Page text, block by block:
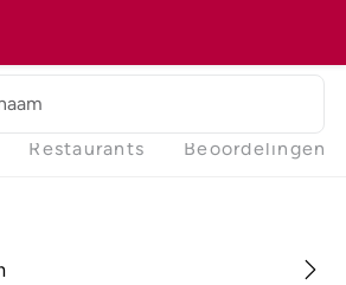
Restaurants Beoordelingen